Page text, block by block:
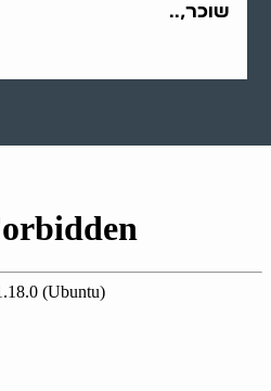
שוכר,..